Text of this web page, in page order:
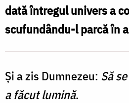
dată întregul univers a
scufundându-l parcă în
Și a zis Dumnezeu: Să
a făcut lumină.